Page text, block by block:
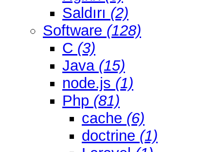
Saldırı (2)
Software (128)
C (3)
Java (15)
node.js (1)
Php (81)
cache (6)
doctrine (1)